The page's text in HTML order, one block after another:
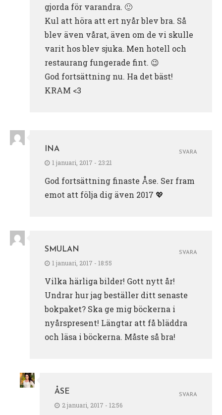
gjorda för varandra. 🙂
Kul att höra att ert nyår blev bra. Så
blev även vårat, även om de vi skulle
varit hos blev sjuka. Men hotell och
restaurang fungerade fint. 😉
God fortsättning nu. Ha det bäst!
KRAM <3
INA
1 januari, 2017 - 23:21
God fortsättning finaste Åse. Ser fram
emot att följa dig även 2017 💖
SVARA
SMULAN
1 januari, 2017 - 18:55
Vilka härliga bilder! Gott nytt år!
Undrar hur jag beställer ditt senaste
bokpaket? Ska ge mig böckerna i
nyårspresent! Längtar att få bläddra
och läsa i böckerna. Måste så bra!
SVARA
ÅSE
2 januari, 2017 - 12:56
SVARA